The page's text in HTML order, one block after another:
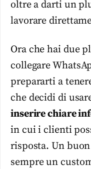
oltre a darti un
lavorare
Ora che hai due
collegare
prepararti a
che decidi di
inserire chiare
in cui i clienti
risposta. Un
sempre un